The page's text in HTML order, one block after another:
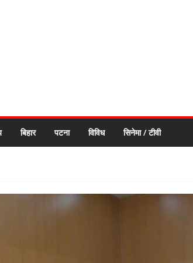
बिहार पटना विविध सिनेमा / टीवी